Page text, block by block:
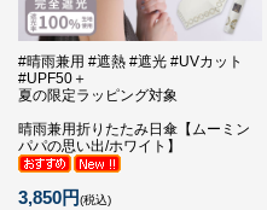
#晴雨兼用 #遮熱 #遮光 #UVカット
#UPF50＋
夏の限定ラッピング対象
晴雨兼用折りたたみ日傘【ムーミン
パパの思い出/ホワイト】
3,850円(税込)